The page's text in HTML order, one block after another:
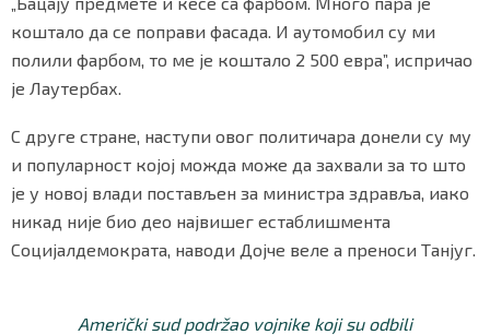
коштало да се поправи фасада. И аутомобил су ми
полили фарбом, то ме је коштало 2 500 евра”, испричао
је Лаутербах.
С друге стране, наступи овог политичара донели су му
и популарност којој можда може да захвали за то што
је у новој влади постављен за министра здравља, иако
никад није био део највишег естаблишмента
Социјалдемократа, наводи Дојче веле а преноси Танјуг.
Američki sud podržao vojnike koji su odbili